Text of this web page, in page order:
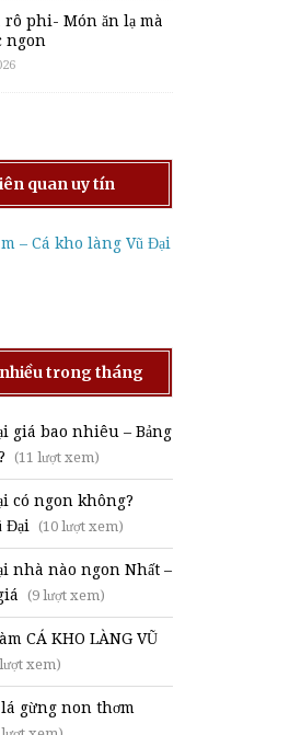
rô phi- Món ăn lạ mà
ngon
quan uy tín
– Cá kho làng Vũ Đại
trong tháng
giá bao nhiêu – Bảng
(11 lượt xem)
có ngon không?
Đại
(10 lượt xem)
nhà nào ngon Nhất –
(9 lượt xem)
CÁ KHO LÀNG VŨ
xem)
gừng non thơm